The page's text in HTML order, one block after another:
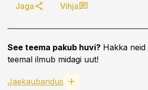
Jaga Vihja
See teema pakub huvi? Hakka
teemal ilmub midagi uut!
Jaekaubandus